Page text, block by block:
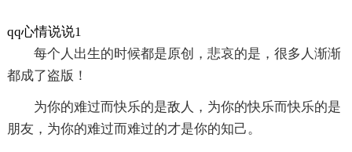
qq心情说说1
每个人出生的时候都是原创，悲哀的是，很多人渐渐
都成了盗版！
为你的难过而快乐的是敌人，为你的快乐而快乐的是
朋友，为你的难过而难过的才是你的知己。